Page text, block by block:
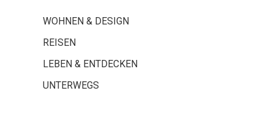
WOHNEN & DESIGN
REISEN
LEBEN & ENTDECKEN
UNTERWEGS